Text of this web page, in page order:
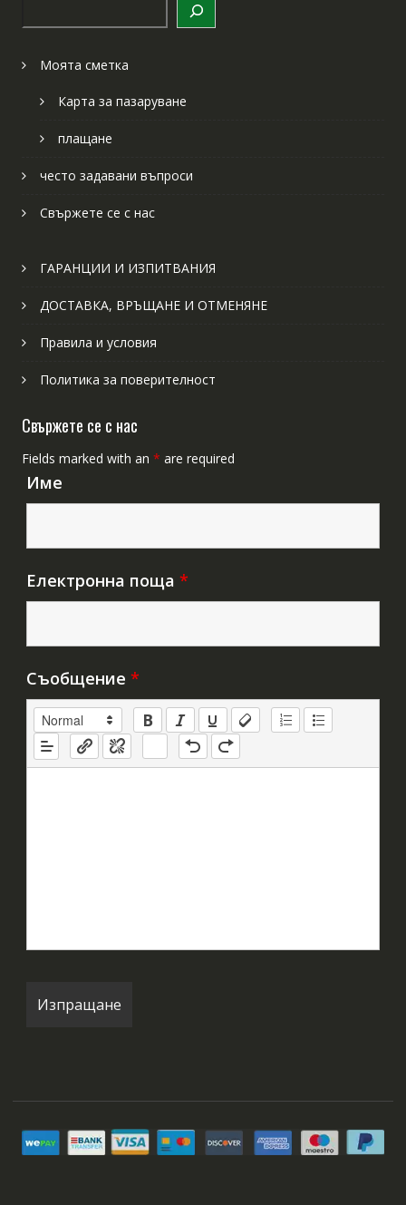
Моята сметка
Карта за пазаруване
плащане
често задавани въпроси
Свържете се с нас
ГАРАНЦИИ И ИЗПИТВАНИЯ
ДОСТАВКА, ВРЪЩАНЕ И ОТМЕНЯНЕ
Правила и условия
Политика за поверителност
Свържете се с нас
Fields marked with an * are required
Име
Електронна поща *
Съобщение *